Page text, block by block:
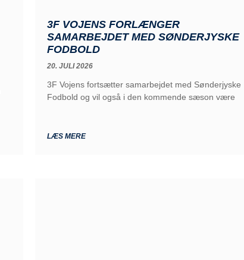
3F VOJENS FORLÆNGER
SAMARBEJDET MED SØNDERJYSKE
FODBOLD
20. JULI 2026
3F Vojens fortsætter samarbejdet med Sønderjyske
Fodbold og vil også i den kommende sæson være
LÆS MERE